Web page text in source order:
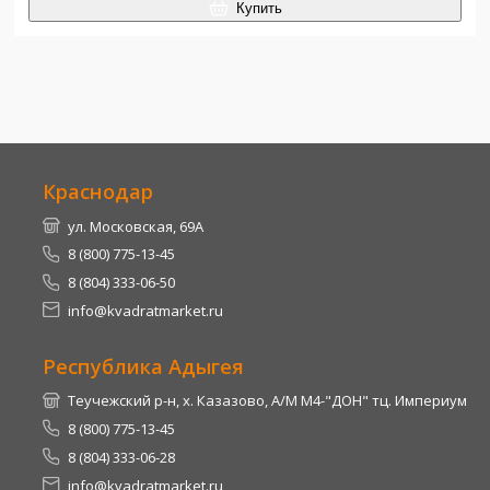
Купить
Краснодар
ул. Московская, 69А
8 (800) 775-13-45
8 (804) 333-06-50
info@kvadratmarket.ru
Республика Адыгея
Теучежский р-н, х. Казазово, А/М М4-"ДОН" тц. Империум
8 (800) 775-13-45
8 (804) 333-06-28
info@kvadratmarket.ru